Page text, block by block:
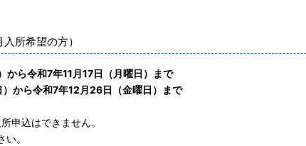
所希望の方）
から令和7年11月17日（月曜日）まで
から令和7年12月26日（金曜日）まで
申込はできません。
。